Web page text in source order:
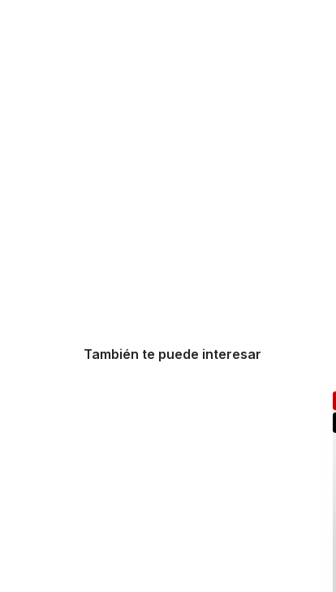
También te puede interesar